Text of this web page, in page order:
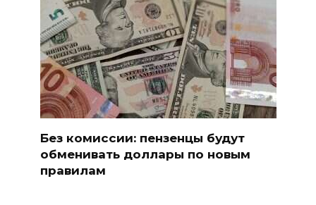
Без комиссии: пензенцы будут
обменивать доллары по новым
правилам